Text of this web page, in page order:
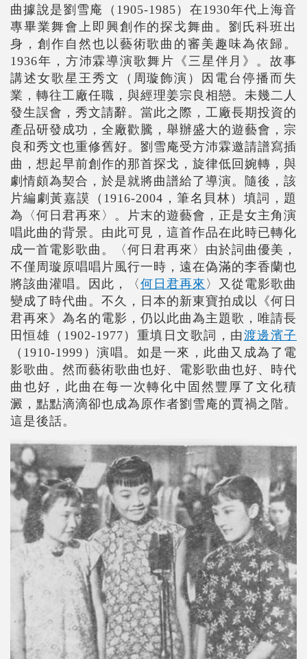
曲據說是劉雪庵（1905-1985）在1930年代上海音
專畢業舞會上即興創作的探戈舞曲。劉氏科班出
身，創作自然也以藝術歌曲的審美趣味為依歸。
1936年，方沛霖導演歌舞片《三星伴月》。故事
講述女歌星王秀文（周璇飾演）因電台停播而失
業，轉往工廠任職，與經理姜宗良相戀。未幾二人
發生誤會，秀文請辭。當此之際，工廠長期投資的
產品研發成功，全廠歡騰，舉辦盛大的遊藝會，宗
良和秀文也重修舊好。劉雪庵受方沛霖邀請譜寫插
曲，想起早前創作的那首探戈，旋律低回婉轉，與
劇情頗為契合，於是就將曲譜給了導演。隨後，該
片編劇黃嘉謨（1916-2004，筆名貝林）填詞，題
為〈何日君再來〉。片末的遊藝會，正是女主角演
唱此曲的背景。由此可見，這首作品在此時已轉化
成一首電影歌曲。〈何日君再來〉由於詞曲優美，
不僅周璇原唱唱片風行一時，遠在偽滿的李香蘭也
將該曲灌唱。因此，〈何日君再來 〉又從電影歌曲
變成了時代曲。不久，日本的新東寶拍成以《何日
君再來》為名的電影，仍以此曲為主題歌，唯請長
田恒雄（1902-1977）重填日文歌詞，由渡邊濱子
（1910-1999）演唱。如是一來，此曲又成為了電
影歌曲。然而藝術歌曲也好、電影歌曲也好、時代
曲也好，此曲在每一次轉化中固然豐厚了文化積
澱，點點滴滴卻也成為原作者劉雪庵的賈禍之階。
這是後話。